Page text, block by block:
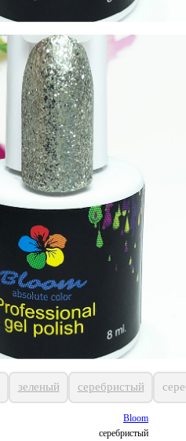
зеленый серебристый
Bloom
серебристый